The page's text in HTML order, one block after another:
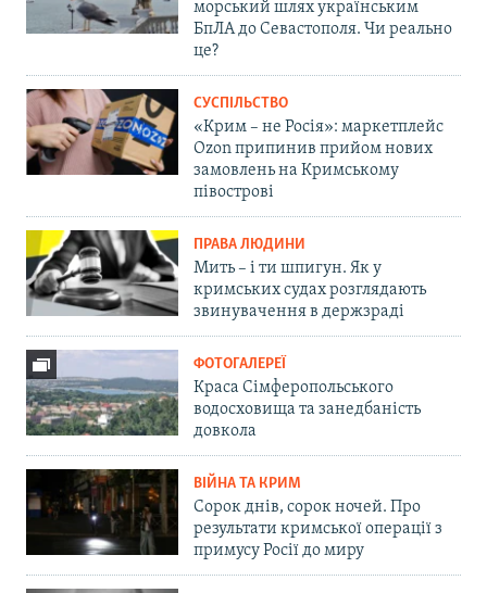
морський шлях українським
БпЛА до Севастополя. Чи реально
це?
СУСПІЛЬСТВО
«Крим – не Росія»: маркетплейс
Ozon припинив прийом нових
замовлень на Кримському
півострові
ПРАВА ЛЮДИНИ
Мить – і ти шпигун. Як у
кримських судах розглядають
звинувачення в держзраді
ФОТОГАЛЕРЕЇ
Краса Сімферопольського
водосховища та занедбаність
довкола
ВІЙНА ТА КРИМ
Сорок днів, сорок ночей. Про
результати кримської операції з
примусу Росії до миру